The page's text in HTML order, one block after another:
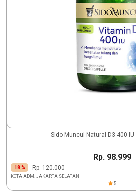
Sido Muncul Natural D3 400
Rp. 98.999
18 % Rp. 120.000
KOTA ADM. JAKARTA SELATAN
5